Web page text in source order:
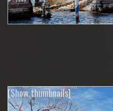
[Show thumbnails]